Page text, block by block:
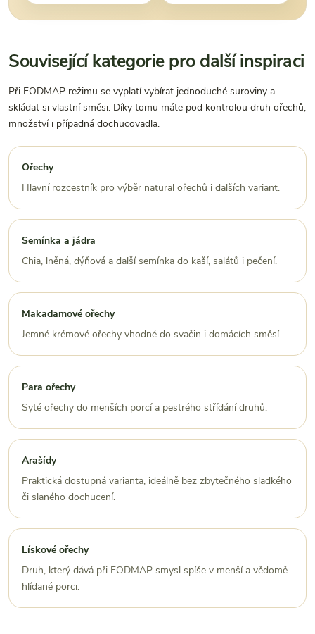
Související kategorie pro další inspiraci
Při FODMAP režimu se vyplatí vybírat jednoduché suroviny a
skládat si vlastní směsi. Díky tomu máte pod kontrolou druh ořechů,
množství i případná dochucovadla.
Ořechy
Hlavní rozcestník pro výběr natural ořechů i dalších variant.
Semínka a jádra
Chia, lněná, dýňová a další semínka do kaší, salátů i pečení.
Makadamové ořechy
Jemné krémové ořechy vhodné do svačin i domácích směsí.
Para ořechy
Syté ořechy do menších porcí a pestrého střídání druhů.
Arašídy
Praktická dostupná varianta, ideálně bez zbytečného sladkého
či slaného dochucení.
Lískové ořechy
Druh, který dává při FODMAP smysl spíše v menší a vědomě
hlídané porci.